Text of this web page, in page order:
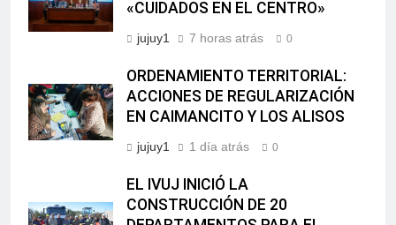
«CUIDADOS EN EL CENTRO»
jujuy1 7 horas atrás 0
ORDENAMIENTO TERRITORIAL:
ACCIONES DE REGULARIZACIÓN
EN CAIMANCITO Y LOS ALISOS
jujuy1 1 día atrás 0
EL IVUJ INICIÓ LA
CONSTRUCCIÓN DE 20